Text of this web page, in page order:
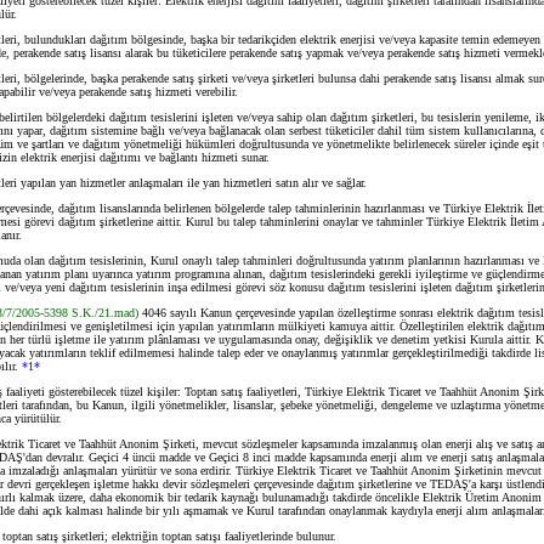
bulundukları dağıtım bölgesinde, başka bir tedarikçiden elektrik enerjisi ve/veya kapasite temin
perakende satış lisansı alarak bu tüketicilere perakende satış yapmak ve/veya perakende satış hizmeti
bölgelerinde, başka perakende satış şirketi ve/veya şirketleri bulunsa dahi perakende satış lisansı almak
ve/veya perakende satış hizmeti verebilir.
bölgelerdeki dağıtım tesislerini işleten ve/veya sahip olan dağıtım şirketleri, bu tesislerin yenileme,
yapar, dağıtım sistemine bağlı ve/veya bağlanacak olan serbest tüketiciler dahil tüm sistem kullanıcılarına,
ve şartları ve dağıtım yönetmeliği hükümleri doğrultusunda ve yönetmelikte belirlenecek süreler içinde eşit
elektrik enerjisi dağıtımı ve bağlantı hizmeti sunar.
yapılan yan hizmetler anlaşmaları ile yan hizmetleri satın alır ve sağlar.
dağıtım lisanslarında belirlenen bölgelerde talep tahminlerinin hazırlanması ve Türkiye Elektrik
görevi dağıtım şirketlerine aittir. Kurul bu talep tahminlerini onaylar ve tahminler Türkiye Elektrik
olan dağıtım tesislerinin, Kurul onaylı talep tahminleri doğrultusunda yatırım planlarının hazırlanması ve
yatırım planı uyarınca yatırım programına alınan, dağıtım tesislerindeki gerekli iyileştirme ve
veya yeni dağıtım tesislerinin inşa edilmesi görevi söz konusu dağıtım tesislerini işleten dağıtım
7/2005-5398 S.K./21.mad) 4046 sayılı Kanun çerçevesinde yapılan özelleştirme sonrası elektrik dağıtım
ve genişletilmesi için yapılan yatırımların mülkiyeti kamuya aittir. Özelleştirilen elektrik
her türlü işletme ile yatırım plânlaması ve uygulamasında onay, değişiklik ve denetim yetkisi Kurula aittir.
yatırımların teklif edilmemesi halinde talep eder ve onaylanmış yatırımlar gerçekleştirilmediği takdirde
*1*
faaliyeti gösterebilecek tüzel kişiler: Toptan satış faaliyetleri, Türkiye Elektrik Ticaret ve Taahhüt Anonim
tarafından, bu Kanun, ilgili yönetmelikler, lisanslar, şebeke yönetmeliği, dengeleme ve uzlaştırma
yürütülür.
Ticaret ve Taahhüt Anonim Şirketi, mevcut sözleşmeler kapsamında imzalanmış olan enerji alış ve satış
devralır. Geçici 4 üncü madde ve Geçici 8 inci madde kapsamında enerji alım ve enerji satış
imzaladığı anlaşmaları yürütür ve sona erdirir. Türkiye Elektrik Ticaret ve Taahhüt Anonim Şirketinin mevcut
devri gerçekleşen işletme hakkı devir sözleşmeleri çerçevesinde dağıtım şirketlerine ve TEDAŞ'a karşı
kalmak üzere, daha ekonomik bir tedarik kaynağı bulunamadığı takdirde öncelikle Elektrik Üretim
dahi açık kalması halinde bir yılı aşmamak ve Kurul tarafından onaylanmak kaydıyla enerji alım
satış şirketleri; elektriğin toptan satışı faaliyetlerinde bulunur.